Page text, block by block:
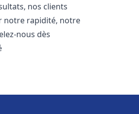
nos clients
notre rapidité, notre
nous dès